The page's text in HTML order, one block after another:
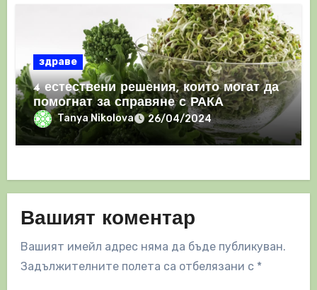
здраве
4 естествени решения, които могат да
помогнат за справяне с РАКА
Tanya Nikolova 26/04/2024
Вашият коментар
Вашият имейл адрес няма да бъде публикуван.
Задължителните полета са отбелязани с *